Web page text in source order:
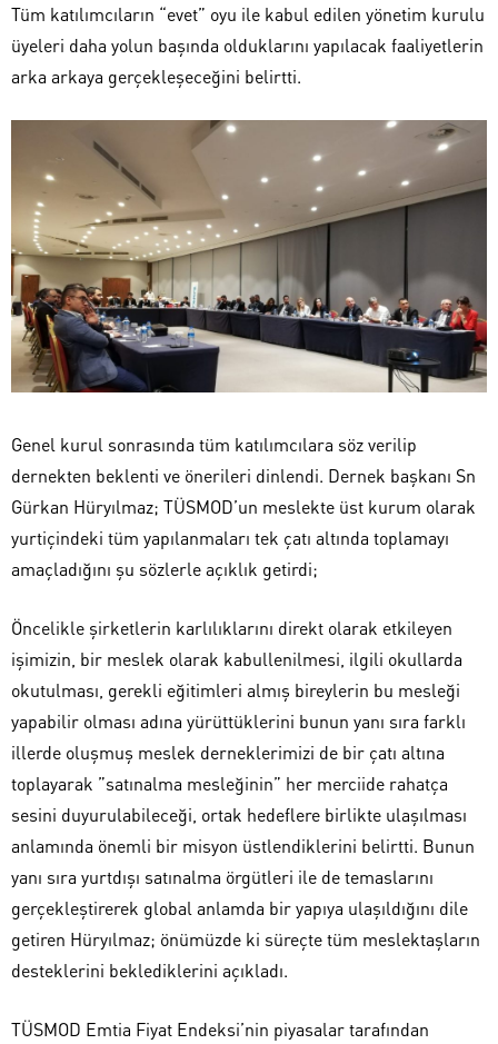
Tüm katılımcıların “evet” oyu ile kabul edilen yönetim kurulu
üyeleri daha yolun başında olduklarını yapılacak faaliyetlerin
arka arkaya gerçekleşeceğini belirtti.
Genel kurul sonrasında tüm katılımcılara söz verilip
dernekten beklenti ve önerileri dinlendi. Dernek başkanı Sn
Gürkan Hüryılmaz; TÜSMOD’un meslekte üst kurum olarak
yurtiçindeki tüm yapılanmaları tek çatı altında toplamayı
amaçladığını şu sözlerle açıklık getirdi;
Öncelikle şirketlerin karlılıklarını direkt olarak etkileyen
işimizin, bir meslek olarak kabullenilmesi, ilgili okullarda
okutulması, gerekli eğitimleri almış bireylerin bu mesleği
yapabilir olması adına yürüttüklerini bunun yanı sıra farklı
illerde oluşmuş meslek derneklerimizi de bir çatı altına
toplayarak ”satınalma mesleğinin” her merciide rahatça
sesini duyurulabileceği, ortak hedeflere birlikte ulaşılması
anlamında önemli bir misyon üstlendiklerini belirtti. Bunun
yanı sıra yurtdışı satınalma örgütleri ile de temaslarını
gerçekleştirerek global anlamda bir yapıya ulaşıldığını dile
getiren Hüryılmaz; önümüzde ki süreçte tüm meslektaşların
desteklerini beklediklerini açıkladı.
TÜSMOD Emtia Fiyat Endeksi’nin piyasalar tarafından